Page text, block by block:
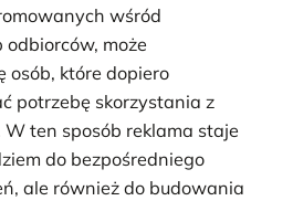
wśród
może
osób, które dopiero
potrzebę skorzystania z
ten sposób reklama staje
do bezpośredniego
ale również do budowania